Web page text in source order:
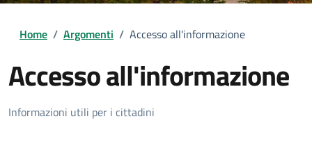
Home / Argomenti / Accesso all'informazione
Accesso all'informazione
Dettagli della notizia
Informazioni utili per i cittadini